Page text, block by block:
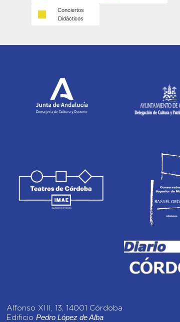
Conciertos
Didácticos
Alfonso XIII, 13, 14001 Córdoba
Edificio Pedro López de Alba